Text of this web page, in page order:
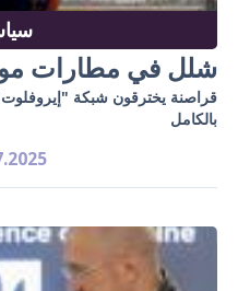
شلل في مطارات
قراصنة يخترقون شبكة "إيروفلوت"
بالكامل